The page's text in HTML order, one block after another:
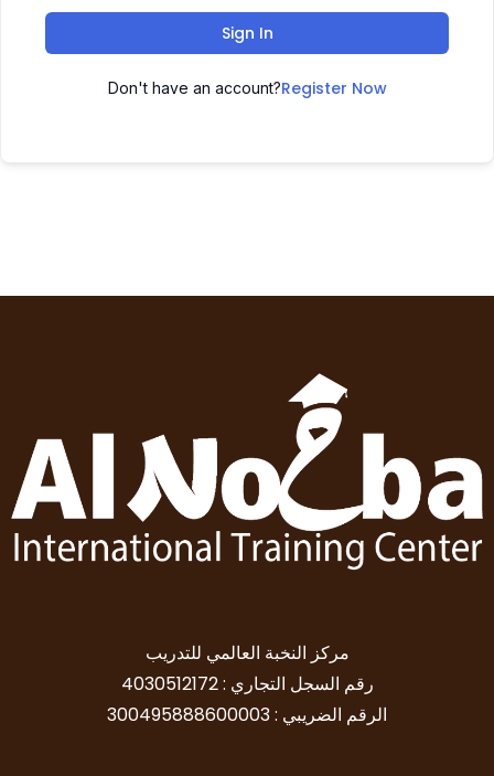
Sign In
Don't have an account?Register Now
مركز النخبة العالمي للتدريب
رقم السجل التجاري : 4030512172
الرقم الضريبي : 300495888600003